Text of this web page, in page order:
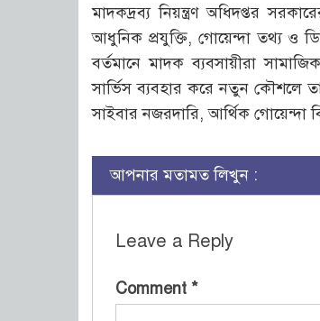
মাদকদ্রব্য নিয়ন্ত্রণ অধিদপ্তর
আধুনিক প্রযুক্তি, গোয়েন্দা তথ্য ও
বর্তমানে মাদক ব্যবসায়ীরা
সার্ভিস ব্যবহার করে নতুন কৌশলে
সাইবার নজরদারি, আর্থিক গোয়েন্দা
আপনার মতামত লিখুন :
Leave a Reply
Comment *